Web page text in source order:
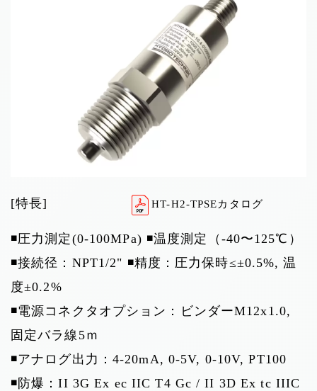
[特長] HT-H2-TPSEカタログ
◾️圧力測定(0-100MPa) ◾️温度測定（-40〜125℃）
◾️接続径：NPT1/2" ◾️精度：圧力保時≤±0.5%, 温
度±0.2%
◾️電源コネクタオプション：ビンダーM12x1.0,
固定バラ線5ｍ
◾️アナログ出力：4-20mA, 0-5V, 0-10V, PT100
◾️防爆：II 3G Ex ec IIC T4 Gc / II 3D Ex tc IIIC